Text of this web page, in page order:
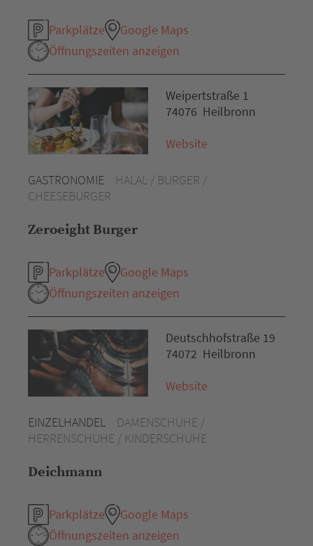
Parkplätze
Google Maps
Öffnungszeiten anzeigen
GASTRONOMIE
HALAL / BURGER /
CHEESEBURGER
Zeroeight Burger
Parkplätze
Google Maps
Öffnungszeiten anzeigen
Weipertstraße 1
74076 Heilbronn
Website
EINZELHANDEL
DAMENSCHUHE /
HERRENSCHUHE / KINDERSCHUHE
Deichmann
Parkplätze
Google Maps
Öffnungszeiten anzeigen
Deutschhofstraße 19
74072 Heilbronn
Website